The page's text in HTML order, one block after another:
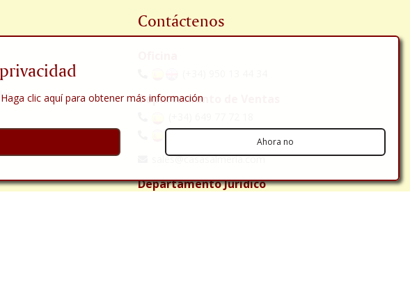
Contáctenos
Departamento de Ventas
sales@casasalmeria.com
Departamento Jurídico
Haga clic aquí para obtener más información
Ahora no